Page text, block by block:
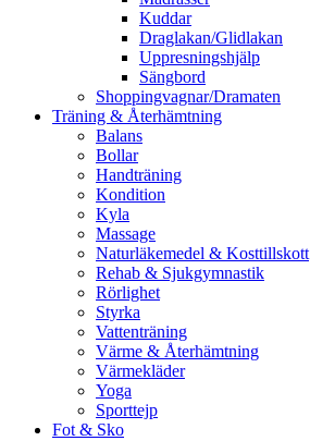
Kuddar
Draglakan/Glidlakan
Uppresningshjälp
Sängbord
Shoppingvagnar/Dramaten
Träning & Återhämtning
Balans
Bollar
Handträning
Kondition
Kyla
Massage
Naturläkemedel & Kosttillskott
Rehab & Sjukgymnastik
Rörlighet
Styrka
Vattenträning
Värme & Återhämtning
Värmekläder
Yoga
Sporttejp
Fot & Sko